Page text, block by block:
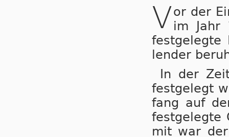
Vor der
im Jahr
fest­ge­leg­te
len­der
In der
fest­ge­legt
fang auf
fest­ge­leg­te
mit war